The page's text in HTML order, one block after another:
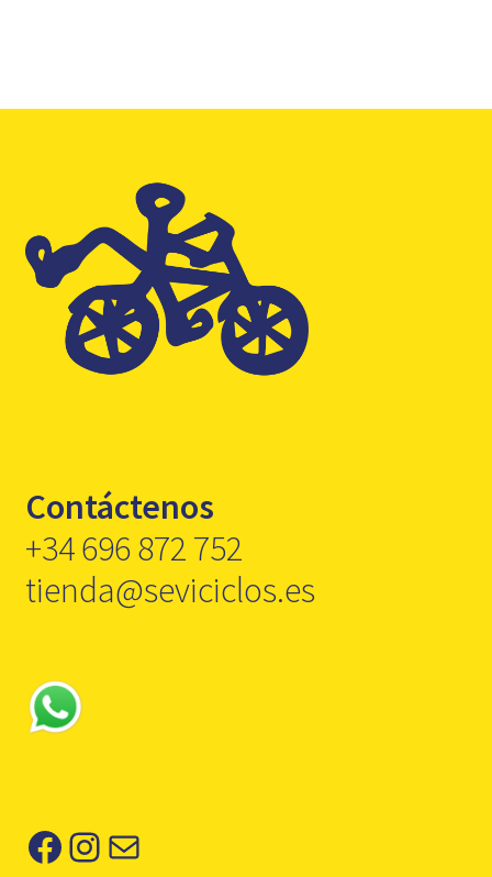
Contáctenos
+34 696 872 752
tienda@seviciclos.es
Facebook
Instagram
Correo electrónico